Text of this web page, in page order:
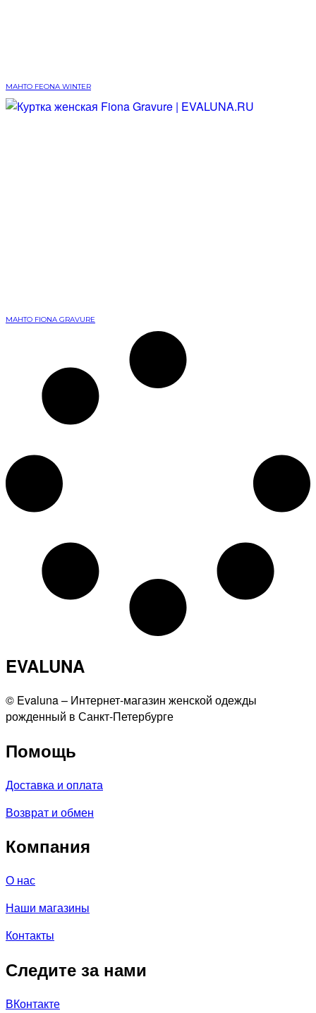
МАНТО FEONA WINTER
МАНТО FIONA GRAVURE
EVALUNA
©️ Evaluna – Интернет-магазин женской одежды
рожденный в Санкт-Петербурге
Помощь
Доставка и оплата
Возврат и обмен
Компания
О нас
Наши магазины
Контакты
Следите за нами
ВКонтакте